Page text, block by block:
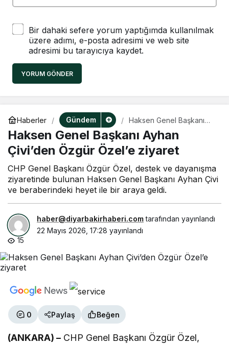
Bir dahaki sefere yorum yaptığımda kullanılmak
üzere adımı, e-posta adresimi ve web site
adresimi bu tarayıcıya kaydet.
YORUM GÖNDER
Haberler Gündem
Haksen Genel Başkanı
Ayhan Çivi’den Özgür
Özel’e ziyaret
Haksen Genel Başkanı Ayhan
Çivi’den Özgür Özel’e ziyaret
CHP Genel Başkanı Özgür Özel, destek ve dayanışma
ziyaretinde bulunan Haksen Genel Başkanı Ayhan Çivi
ve beraberindeki heyet ile bir araya geldi.
haber@diyarbakirhaberi.comtarafından yayınlandı
22 Mayıs 2026, 17:28 yayınlandı
15
0 Paylaş Beğen
(ANKARA) – CHP Genel Başkanı Özgür Özel,